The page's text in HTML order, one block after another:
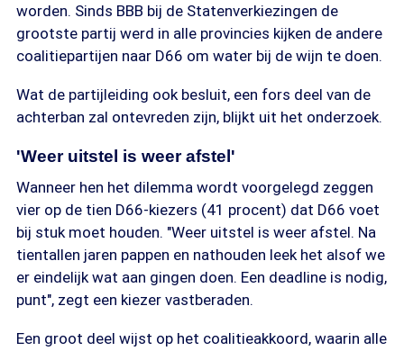
worden. Sinds BBB bij de Statenverkiezingen de
grootste partij werd in alle provincies kijken de andere
coalitiepartijen naar D66 om water bij de wijn te doen.
Wat de partijleiding ook besluit, een fors deel van de
achterban zal ontevreden zijn, blijkt uit het onderzoek.
'Weer uitstel is weer afstel'
Wanneer hen het dilemma wordt voorgelegd zeggen
vier op de tien D66-kiezers (41 procent) dat D66 voet
bij stuk moet houden. "Weer uitstel is weer afstel. Na
tientallen jaren pappen en nathouden leek het alsof we
er eindelijk wat aan gingen doen. Een deadline is nodig,
punt", zegt een kiezer vastberaden.
Een groot deel wijst op het coalitieakkoord, waarin alle